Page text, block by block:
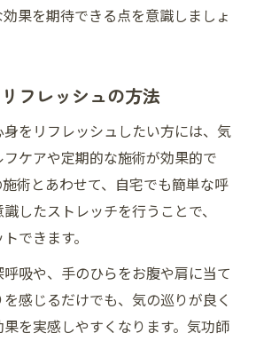
果を期待できる点を意識しましょ
フレッシュの方法
をリフレッシュしたい方には、気
ケアや定期的な施術が効果的で
術とあわせて、自宅でも簡単な呼
したストレッチを行うことで、
できます。
吸や、手のひらをお腹や肩に当て
感じるだけでも、気の巡りが良く
を実感しやすくなります。気功師